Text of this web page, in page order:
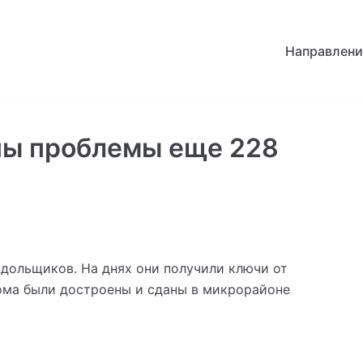
проблемы еще 228
На днях они получили ключи от
были достроены и сданы в микрорайоне